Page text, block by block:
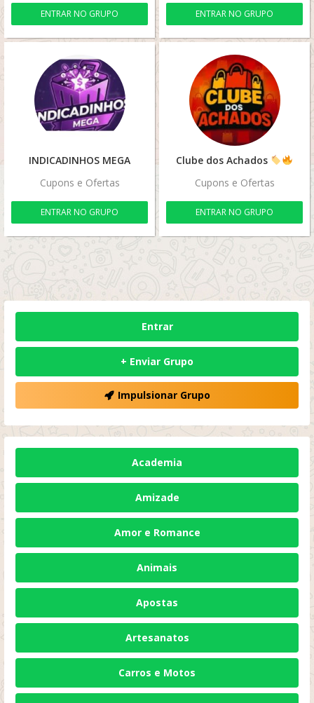
ENTRAR NO GRUPO ENTRAR NO GRUPO
INDICADINHOS MEGA
Cupons e Ofertas
ENTRAR NO GRUPO
Clube dos Achados
Cupons e Ofertas
ENTRAR NO GRUPO
Entrar
+ Enviar Grupo
Impulsionar Grupo
Academia
Amizade
Amor e Romance
Animais
Apostas
Artesanatos
Carros e Motos